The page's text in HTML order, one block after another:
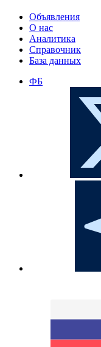
Объявления
О нас
Аналитика
Справочник
База данных
ФБ